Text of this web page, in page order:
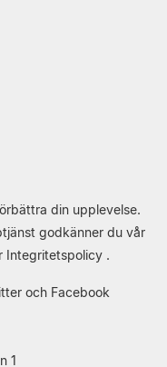
din upplevelse.
godkänner du vår
Integritetspolicy .
och Facebook
1